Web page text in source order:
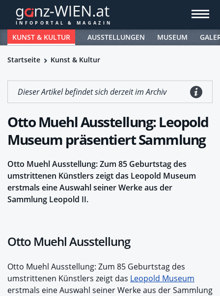
KUNST & KULTUR AUSSTELLUNGEN MUSEUM
Startseite Kunst & Kultur
Dieser Artikel befindet sich derzeit im Archiv
Otto Muehl Ausstellung: Leopold
Museum präsentiert Sammlung
Otto Muehl Ausstellung: Zum 85 Geburtstag des
umstrittenen Künstlers zeigt das Leopold Museum
erstmals eine Auswahl seiner Werke aus der
Sammlung Leopold II.
Otto Muehl Ausstellung
Otto Muehl Ausstellung: Zum 85 Geburtstag des
umstrittenen Künstlers zeigt das Leopold Museum
erstmals eine Auswahl seiner Werke aus der Sammlung